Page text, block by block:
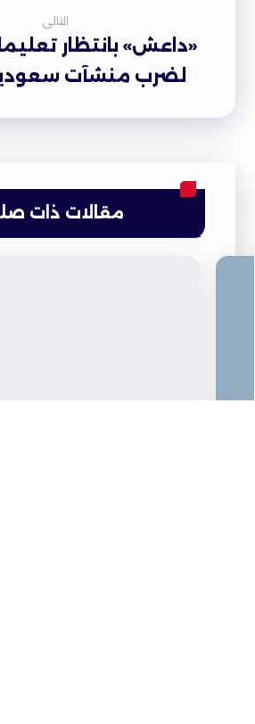
التالى
«داعش» بانتظار
لضرب منشآت
مقالات ذات